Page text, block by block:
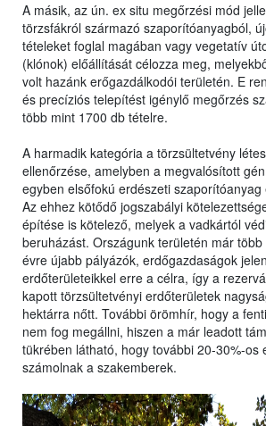
A másik, az ún. ex situ megőrzési mód
törzsfákról származó szaporítóanyagból,
tételeket foglal magában vagy vegetatív
(klónok) előállítását célozza meg,
volt hazánk erőgazdálkodói területén. E
és precíziós telepítést igénylő megőrzés
több mint 1700 db tételre.
A harmadik kategória a törzsültetvény
ellenőrzése, amelyben a megvalósított
egyben elsőfokú erdészeti
Az ehhez kötődő jogszabályi
építése is kötelező, melyek a vadkártól
beruházást. Országunk területén már
évre újabb pályázók, erdőgazdaságok
erdőterületeikkel erre a célra, így a
kapott törzsültetvényi erdőterületek
hektárra nőtt. További örömhír, hogy a
nem fog megállni, hiszen a már leadott
tükrében látható, hogy további 20-30%-os
számolnak a szakemberek.